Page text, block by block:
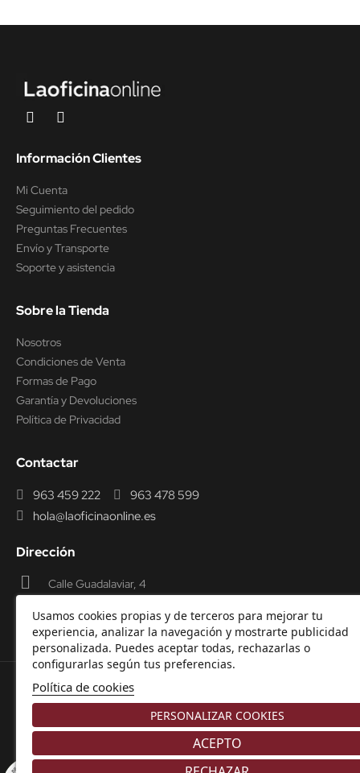
Usamos cookies propias y de terceros para mejorar tu
experiencia, analizar la navegación y mostrarte publicidad
personalizada. Puedes aceptar todas, rechazarlas o
configurarlas según tus preferencias.
Política de cookies
PERSONALIZAR COOKIES
ACEPTO
Información Clientes
Mi Cuenta
Seguimiento del pedido
Preguntas Frecuentes
Envío y Transporte
Soporte y asistencia
Sobre la Tienda
Nosotros
Condiciones de Venta
Formas de Pago
Garantía y Devoluciones
Política de Privacidad
Contactar
963 459 222
963 478 599
hola@laoficinaonline.es
Dirección
Calle Guadalaviar, 4
© 2000-2026 Laoficinaonline.
Aviso Legal-Política de cookies-Política de
Privacidad-Garantía y Devoluciones.